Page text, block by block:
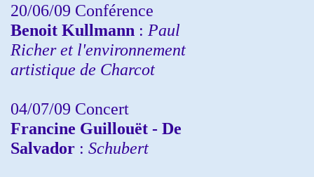
20/06/09 Conférence
Benoit Kullmann : Paul
Richer et l'environnement
artistique de Charcot
04/07/09 Concert
Francine Guillouët - De
Salvador : Schubert